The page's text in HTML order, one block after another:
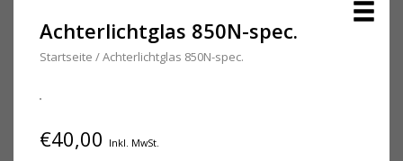
Achterlichtglas 850N-spec.
Startseite /Achterlichtglas 850N-spec.
€40,00 Inkl. MwSt.